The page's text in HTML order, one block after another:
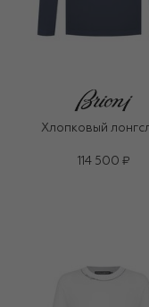
Хлопковый
114 500 ₽